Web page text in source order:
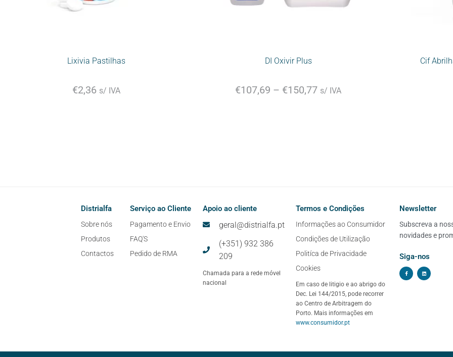
Lixivia Pastilhas
€2,36 s/ IVA
DI Oxivir Plus
€107,69 – €150,77 s/ IVA
Cif
Distrialfa
Sobre nós
Produtos
Contactos
Serviço ao Cliente
Pagamento e Envio
FAQ'S
Pedido de RMA
Apoio ao cliente
geral@distrialfa.pt
(+351) 932 386
209
Chamada para a rede móvel
nacional
Termos e Condições
Informações ao Consumidor
Condições de Utilização
Politíca de Privacidade
Cookies
Em caso de litigio e ao abrigo do
Dec. Lei 144/2015, pode recorrer
ao Centro de Arbitragem do
Porto. Mais informações em
www.consumidor.pt
Newsletter
Subscreva a
novidades e
Siga-nos